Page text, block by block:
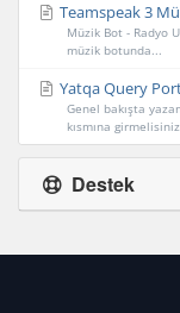
Teamspeak 3
Müzik Bot - Radyo
müzik botunda...
Yatqa Query
Genel bakışta
kısmına
Destek